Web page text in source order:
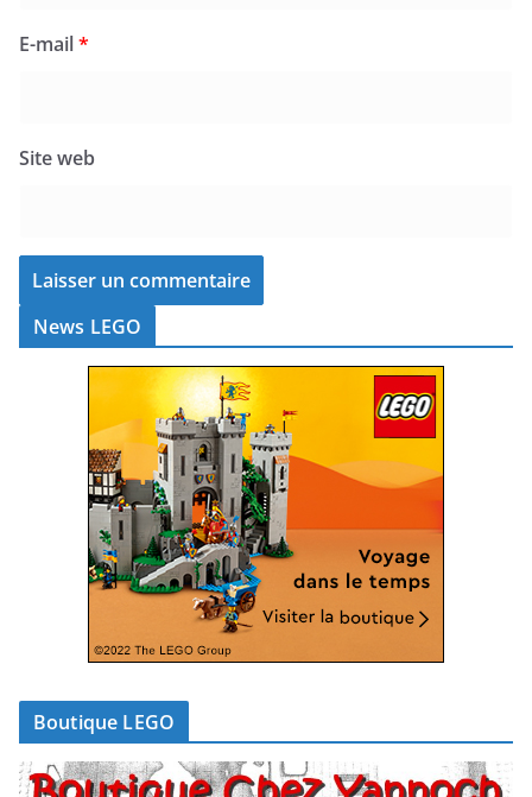
E-mail*
Site web
News LEGO
Boutique LEGO